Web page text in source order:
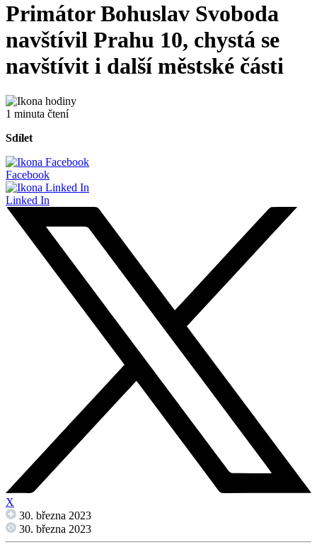
Primátor Bohuslav Svoboda
navštívil Prahu 10, chystá se
navštívit i další městské části
1 minuta čtení
Sdílet
Facebook
Linked In
X
30. března 2023
30. března 2023